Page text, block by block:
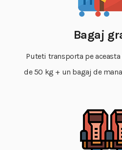
Bagaj
Puteti transporta pe
de 50 kg + un bagaj de